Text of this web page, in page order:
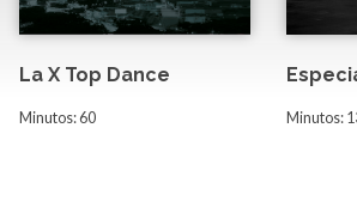
La X Top Dance
Minutos: 60 Minutos: